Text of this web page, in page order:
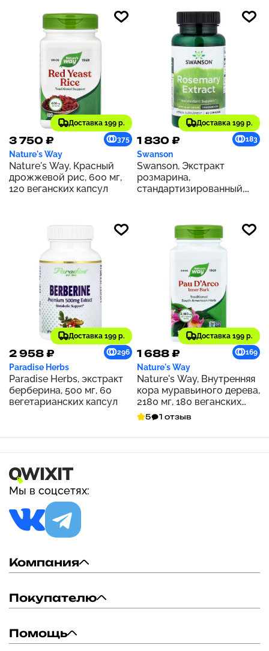
Доставка 199 р.
3 750 ₽ 375
Nature's Way
Nature's Way, Красный
дрожжевой рис, 600 мг,
120 веганских капсул
Доставка 199 р.
1 830 ₽ 183
Swanson
Swanson, Экстракт
розмарина,
стандартизированный,
Доставка 199 р.
2 958 ₽ 296
Paradise Herbs
Paradise Herbs, экстракт
берберина, 500 мг, 60
вегетарианских капсул
Доставка 199 р.
1 688 ₽ 169
Nature's Way
Nature's Way, Внутренняя
кора муравьиного дерева,
2180 мг, 180 веганских
капсул (545 мг на капсулу)
5 1 отзыв
Мы в соцсетях:
Компания
Покупателю
Помощь